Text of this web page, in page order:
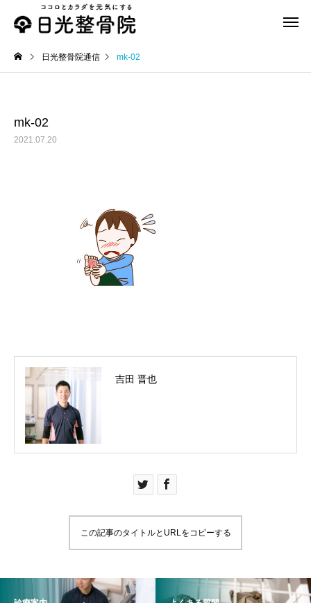
美容鍼できます
日光整骨院通信 mk-02
mk-02
2021.07.20
吉田 晋也
この記事のタイトルとURLをコピーする